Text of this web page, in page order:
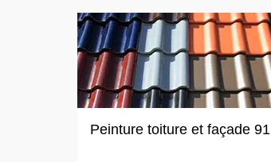
Peinture toiture et façade 91